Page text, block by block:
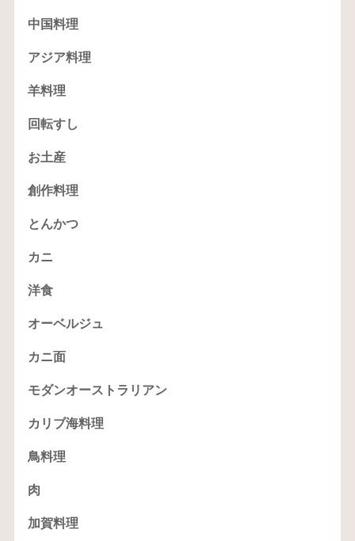
中国料理
アジア料理
羊料理
回転すし
お土産
創作料理
とんかつ
カニ
洋食
オーベルジュ
カニ面
モダンオーストラリアン
カリブ海料理
鳥料理
肉
加賀料理